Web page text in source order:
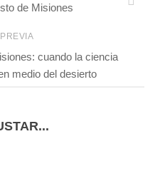
de Misiones
cuando la ciencia
medio del desierto